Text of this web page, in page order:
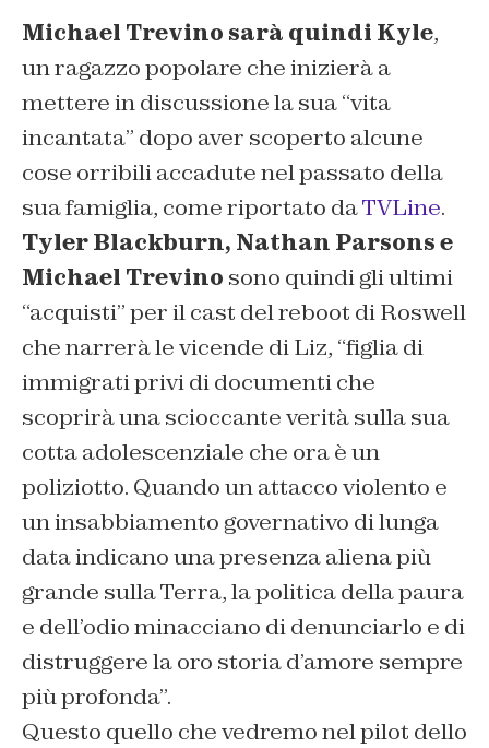
Michael Trevino sarà quindi Kyle,
un ragazzo popolare che inizierà a
mettere in discussione la sua “vita
incantata” dopo aver scoperto alcune
cose orribili accadute nel passato della
sua famiglia, come riportato daTVLine.
Tyler Blackburn, Nathan Parsons e
Michael Trevino sono quindi gli ultimi
“acquisti” per il cast del reboot di Roswell
che narrerà le vicende di Liz, “figlia di
immigrati privi di documenti che
scoprirà una scioccante verità sulla sua
cotta adolescenziale che ora è un
poliziotto. Quandoun attacco violento e
un insabbiamento governativo di lunga
data indicano una presenza aliena più
grande sulla Terra, la politica della paura
e dell’odio minacciano di denunciarlo e di
distruggere la oro storia d’amore sempre
più profonda”.
Questo quello che vedremo nel pilot dello